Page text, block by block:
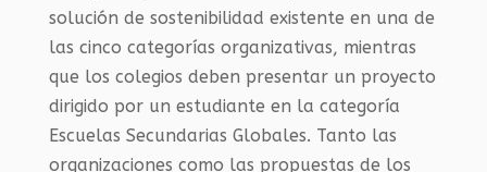
solución de sostenibilidad existente en una de
las cinco categorías organizativas, mientras
que los colegios deben presentar un proyecto
dirigido por un estudiante en la categoría
Escuelas Secundarias Globales. Tanto las
organizaciones como las propuestas de los